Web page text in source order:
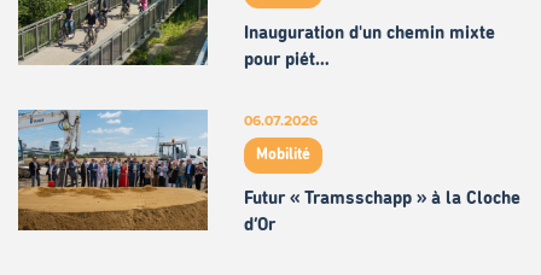
Inauguration d'un chemin mixte
pour piét…
06.07.2026
Mobilité
Futur « Tramsschapp » à la Cloche
d’Or